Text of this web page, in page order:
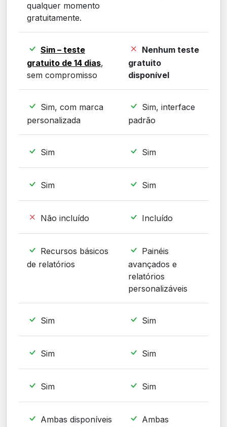
qualquer momento
gratuitamente.
Sim – teste
gratuito de 14 dias,
sem compromisso
Nenhum teste
gratuito
disponível
Sim, com marca
personalizada
Sim, interface
padrão
Sim Sim
Sim Sim
Não incluído Incluído
Recursos básicos
de relatórios
Painéis
avançados e
relatórios
personalizáveis
Sim Sim
Sim Sim
Sim Sim
Ambas disponíveis
Ambas